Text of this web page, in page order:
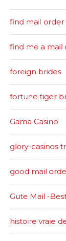
find mail order
find me a mail
foreign brides
fortune tiger
Gama Casino
glory-casinos tr
good mail
Gute Mail -
histoire vraie